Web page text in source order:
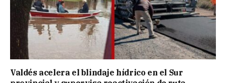
Valdés acelera el blindaje hídrico en el Sur